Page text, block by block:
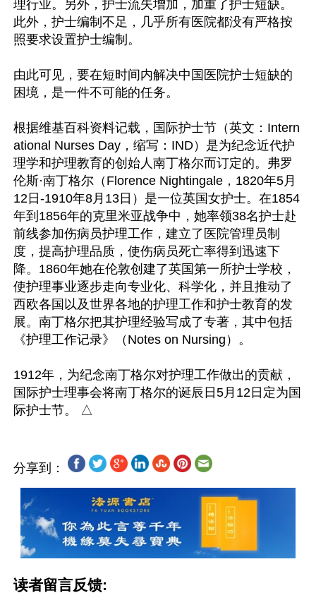
理行业。另外，护士流失增加，加重了护士短缺。
此外，护士编制不足，几乎所有医院都没有严格按
照要求设置护士编制。
由此可见，要在短时间内解决中国医院护士短缺的
困境，是一件不可能的任务。
根据维基百科资料记载，国际护士节（英文：Intern
ational Nurses Day，缩写：IND）是为纪念近代护
理学和护理教育的创始人南丁格尔而订定的。弗罗
伦斯·南丁格尔（Florence Nightingale，1820年5月
12日-1910年8月13日）是一位英国女护士。在1854
年到1856年的克里米亚战争中，她率领38名护士赴
前线参加伤病员护理工作，建立了医院管理员制
度，提高护理品质，使伤病员死亡率得到迅速下
降。1860年她在伦敦创建了英国第一所护士学校，
使护理事业逐步走向专业化、科学化，并且推动了
西欧各国以及世界各地的护理工作和护士教育的发
展。南丁格尔把其护理经验写成了专著，其中包括
《护理工作记录》（Notes on Nursing）。
1912年，为纪念南丁格尔对护理工作做出的贡献，
国际护士理事会将南丁格尔的诞辰日5月12日定为国
分享到：
读者留言反馈: